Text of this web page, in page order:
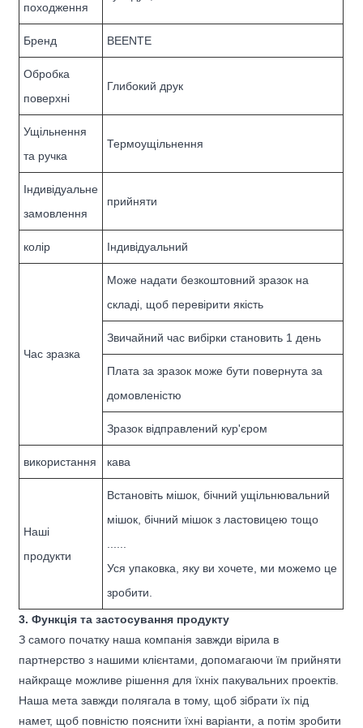
походження
Бренд BEENTE
Обробка
поверхні
Глибокий друк
Ущільнення
та ручка
Термоущільнення
Індивідуальне
замовлення
прийняти
колір Індивідуальний
Час зразка
Може надати безкоштовний зразок на
складі, щоб перевірити якість
Звичайний час вибірки становить 1 день
Плата за зразок може бути повернута за
домовленістю
Зразок відправлений кур'єром
використання кава
Наші
продукти
Встановіть мішок, бічний ущільнювальний
мішок, бічний мішок з ластовицею тощо
Уся упаковка, яку ви хочете, ми можемо це
зробити.
3. Функція та застосування продукту
З самого початку наша компанія завжди вірила в
партнерство з нашими клієнтами, допомагаючи їм прийняти
найкраще можливе рішення для їхніх пакувальних проектів.
Наша мета завжди полягала в тому, щоб зібрати їх під
намет, щоб повністю пояснити їхні варіанти, а потім зробити